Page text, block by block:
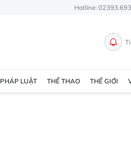
Hotline:
PHÁP LUẬT THỂ THAO THẾ GIỚI